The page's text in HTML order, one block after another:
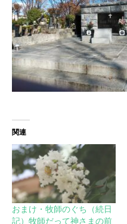
関連
おまけ・牧師のぐち（続日
記）牧師だって神さまの前